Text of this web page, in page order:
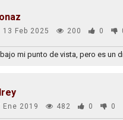
13 Feb 2025 200 0
mi punto de vista, pero es un
Ene 2019 482 0 0